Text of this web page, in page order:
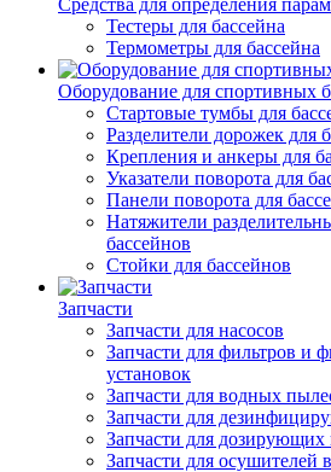
Средства для определения
Тестеры для бассейна
Термометры для бассейна
Оборудование для спортивных
Стартовые тумбы для
Разделители дорожек для
Крепления и анкеры для
Указатели поворота для
Панели поворота для
Натяжители
бассейнов
Стойки для бассейнов
Запчасти
Запчасти для насосов
Запчасти для фильтров и
установок
Запчасти для водных
Запчасти для
Запчасти для дозирующих
Запчасти для осушителей